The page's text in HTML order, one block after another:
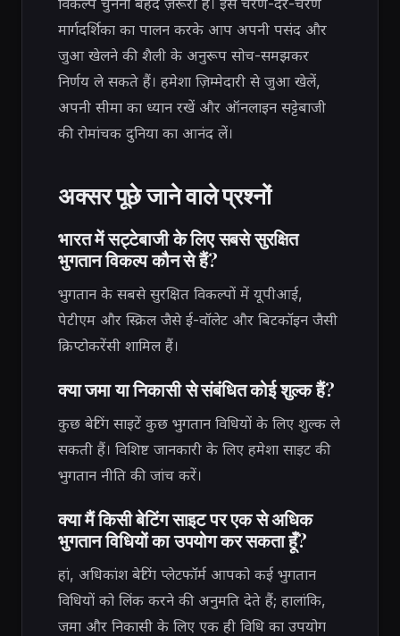
विकल्प चुनना बेहद ज़रूरी है। इस चरण-दर-चरण
मार्गदर्शिका का पालन करके आप अपनी पसंद और
जुआ खेलने की शैली के अनुरूप सोच-समझकर
निर्णय ले सकते हैं। हमेशा ज़िम्मेदारी से जुआ खेलें,
अपनी सीमा का ध्यान रखें और ऑनलाइन सट्टेबाजी
की रोमांचक दुनिया का आनंद लें।
अक्सर पूछे जाने वाले प्रश्नों
भारत में सट्टेबाजी के लिए सबसे सुरक्षित
भुगतान विकल्प कौन से हैं?
भुगतान के सबसे सुरक्षित विकल्पों में यूपीआई,
पेटीएम और स्क्रिल जैसे ई-वॉलेट और बिटकॉइन जैसी
क्रिप्टोकरेंसी शामिल हैं।
क्या जमा या निकासी से संबंधित कोई शुल्क हैं?
कुछ बेटिंग साइटें कुछ भुगतान विधियों के लिए शुल्क ले
सकती हैं। विशिष्ट जानकारी के लिए हमेशा साइट की
भुगतान नीति की जांच करें।
क्या मैं किसी बेटिंग साइट पर एक से अधिक
भुगतान विधियों का उपयोग कर सकता हूँ?
हां, अधिकांश बेटिंग प्लेटफॉर्म आपको कई भुगतान
विधियों को लिंक करने की अनुमति देते हैं; हालांकि,
जमा और निकासी के लिए एक ही विधि का उपयोग